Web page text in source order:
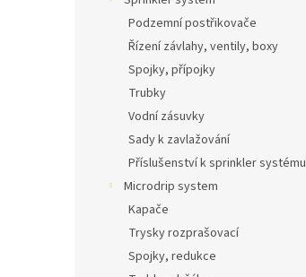
Podzemní postřikovače
Řízení závlahy, ventily, boxy
Spojky, přípojky
Trubky
Vodní zásuvky
Sady k zavlažování
Příslušenství k sprinkler systému
Microdrip system
Kapače
Trysky rozprašovací
Spojky, redukce